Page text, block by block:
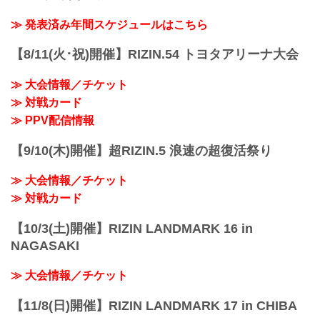
≫ 発表済み年間スケジュールはこちら
【8/11(火･祝)開催】RIZIN.54 トヨタアリーナ大会
≫ 大会情報／チケット
≫ 対戦カード
≫ PPV配信情報
【9/10(木)開催】超RIZIN.5 浪速の超復活祭り
≫ 大会情報／チケット
≫ 対戦カード
【10/3(土)開催】RIZIN LANDMARK 16 in
NAGASAKI
≫ 大会情報／チケット
【11/8(日)開催】RIZIN LANDMARK 17 in CHIBA